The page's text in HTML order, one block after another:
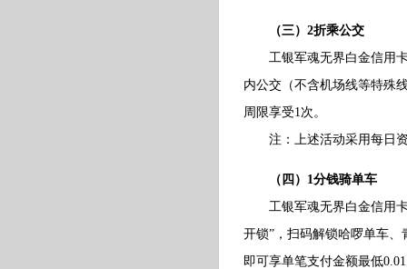
（三）2折乘公交
工银军魂无界白金信用卡
内公交（不含机场线等特殊
周限享受1次。
注：上述活动采用每日资
（四）1分钱骑单车
工银军魂无界白金信用卡
开锁”，扫码解锁哈啰单车
即可享单笔支付金额最低